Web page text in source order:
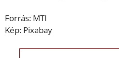
Forrás: MTI
Kép: Pixabay